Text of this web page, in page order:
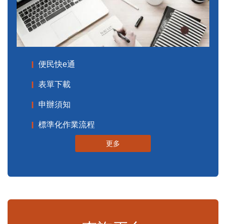
便民快e通
表單下載
申辦須知
標準化作業流程
更多